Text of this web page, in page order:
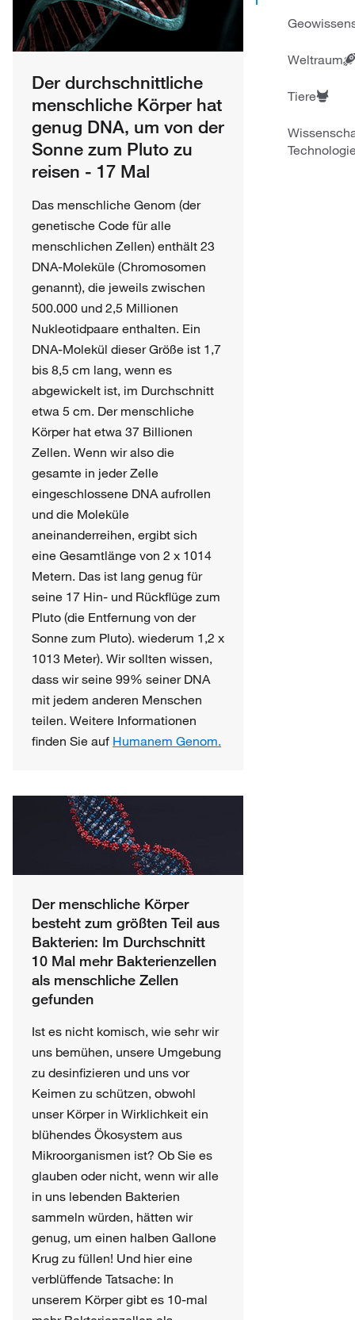
Weltraum
Tiere
Der durchschnittliche
menschliche Körper hat
genug DNA, um von der
Sonne zum Pluto zu
reisen - 17 Mal
Das menschliche Genom (der
genetische Code für alle
menschlichen Zellen) enthält 23
DNA-Moleküle (Chromosomen
genannt), die jeweils zwischen
500.000 und 2,5 Millionen
Nukleotidpaare enthalten. Ein
DNA-Molekül dieser Größe ist 1,7
bis 8,5 cm lang, wenn es
abgewickelt ist, im Durchschnitt
etwa 5 cm. Der menschliche
Körper hat etwa 37 Billionen
Zellen. Wenn wir also die
gesamte in jeder Zelle
eingeschlossene DNA aufrollen
und die Moleküle
aneinanderreihen, ergibt sich
eine Gesamtlänge von 2 x 1014
Metern. Das ist lang genug für
seine 17 Hin- und Rückflüge zum
Pluto (die Entfernung von der
Sonne zum Pluto). wiederum 1,2 x
1013 Meter). Wir sollten wissen,
dass wir seine 99% seiner DNA
mit jedem anderen Menschen
teilen. Weitere Informationen
finden Sie auf Humanem Genom.
Der menschliche Körper
besteht zum größten Teil aus
Bakterien: Im Durchschnitt
10 Mal mehr Bakterienzellen
als menschliche Zellen
gefunden
Ist es nicht komisch, wie sehr wir
uns bemühen, unsere Umgebung
zu desinfizieren und uns vor
Keimen zu schützen, obwohl
unser Körper in Wirklichkeit ein
blühendes Ökosystem aus
Mikroorganismen ist? Ob Sie es
glauben oder nicht, wenn wir alle
in uns lebenden Bakterien
sammeln würden, hätten wir
genug, um einen halben Gallone
Krug zu füllen! Und hier eine
verblüffende Tatsache: In
unserem Körper gibt es 10-mal